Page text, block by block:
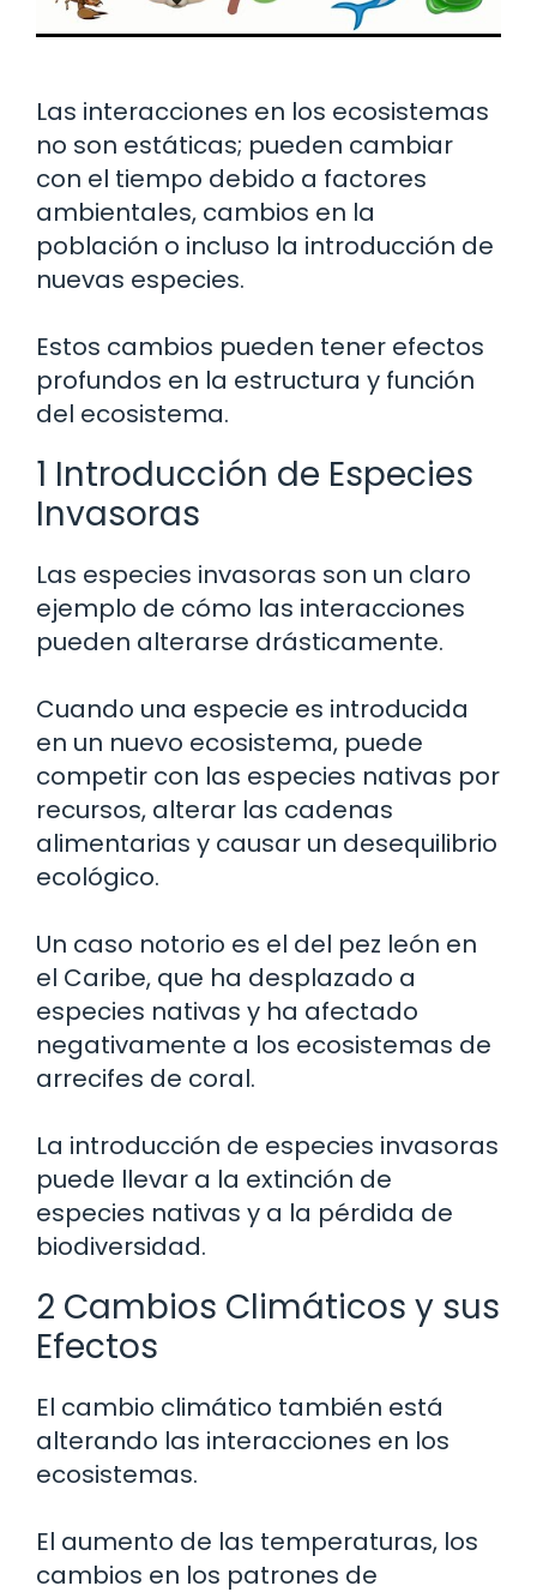
Las interacciones en los ecosistemas
no son estáticas; pueden cambiar
con el tiempo debido a factores
ambientales, cambios en la
población o incluso la introducción de
nuevas especies.
Estos cambios pueden tener efectos
profundos en la estructura y función
del ecosistema.
1 Introducción de Especies
Invasoras
Las especies invasoras son un claro
ejemplo de cómo las interacciones
pueden alterarse drásticamente.
Cuando una especie es introducida
en un nuevo ecosistema, puede
competir con las especies nativas por
recursos, alterar las cadenas
alimentarias y causar un desequilibrio
ecológico.
Un caso notorio es el del pez león en
el Caribe, que ha desplazado a
especies nativas y ha afectado
negativamente a los ecosistemas de
arrecifes de coral.
La introducción de especies invasoras
puede llevar a la extinción de
especies nativas y a la pérdida de
biodiversidad.
2 Cambios Climáticos y sus
Efectos
El cambio climático también está
alterando las interacciones en los
ecosistemas.
El aumento de las temperaturas, los
cambios en los patrones de